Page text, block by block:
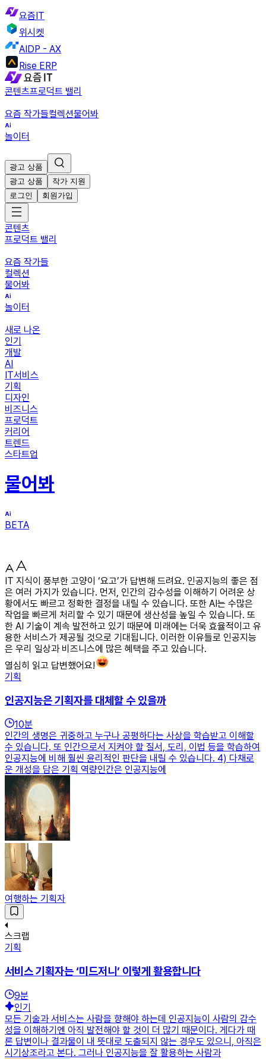
요즘IT
위시켓
AIDP - AX
Rise ERP
콘텐츠프로덕트 밸리
요즘 작가들컬렉션물어봐
놀이터
광고 상품
광고 상품
작가 지원
로그인
회원가입
콘텐츠
프로덕트 밸리
요즘 작가들
컬렉션
물어봐
놀이터
새로 나온
인기
개발
AI
IT서비스
기획
디자인
비즈니스
프로덕트
커리어
트렌드
스타트업
물어봐
BETA
IT 지식이 풍부한 고양이 ‘요고’가 답변해 드려요. 인공지능의 좋은 점
은 여러 가지가 있습니다. 먼저, 인간의 감수성을 이해하기 어려운 상
황에서도 빠르고 정확한 결정을 내릴 수 있습니다. 또한 AI는 수많은
작업을 빠르게 처리할 수 있기 때문에 생산성을 높일 수 있습니다. 또
한 AI 기술이 계속 발전하고 있기 때문에 미래에는 더욱 효율적이고 유
용한 서비스가 제공될 것으로 기대됩니다. 이러한 이유들로 인공지능
은 우리 일상과 비즈니스에 많은 혜택을 주고 있습니다.
열심히 읽고 답변했어요!
기획
인공지능은 기획자를 대체할 수 있을까
10분
인간의 생명은 귀중하고 누구나 공평하다는 사상을 학습받고 이해할
수 있습니다. 또 인간으로서 지켜야 할 질서, 도리, 이법 등을 학습하여
인공지능에 비해 훨씬 윤리적인 판단을 내릴 수 있습니다. 4) 다채로
운 개성을 담은 기획 역량인간은 인공지능에
여행하는 기획자
스크랩
기획
서비스 기획자는 ‘미드저니’ 이렇게 활용합니다
9분
인기
모든 기술과 서비스는 사람을 향해야 하는데 인공지능이 사람의 감수
성을 이해하기엔 아직 발전해야 할 것이 더 많기 때문이다. 게다가 때
론 답변이나 결과물이 내 뜻대로 도출되지 않는 경우도 있으니, 아직은
시기상조라고 본다. 그러나 인공지능을 잘 활용하는 사람과